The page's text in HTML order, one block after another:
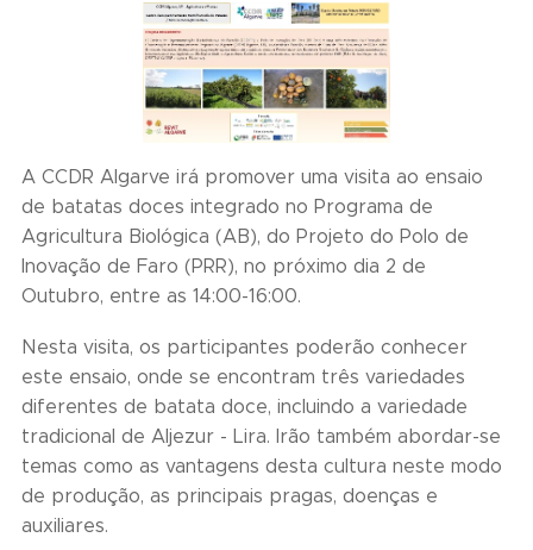
A CCDR Algarve irá promover uma visita ao ensaio
de batatas doces integrado no Programa de
Agricultura Biológica (AB), do Projeto do Polo de
Inovação de Faro (PRR), no próximo dia 2 de
Outubro, entre as 14:00-16:00.
Nesta visita, os participantes poderão conhecer
este ensaio, onde se encontram três variedades
diferentes de batata doce, incluindo a variedade
tradicional de Aljezur - Lira. Irão também abordar-se
temas como as vantagens desta cultura neste modo
de produção, as principais pragas, doenças e
auxiliares.